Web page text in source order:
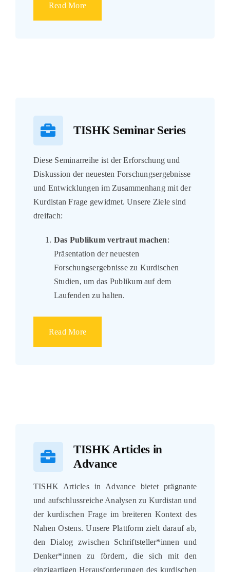
Read More
TISHK Seminar Series
Diese Seminarreihe ist der Erforschung und
Diskussion der neuesten Forschungsergebnisse
und Entwicklungen im Zusammenhang mit der
Kurdistan Frage gewidmet. Unsere Ziele sind
dreifach:
Das Publikum vertraut machen:
Präsentation der neuesten
Forschungsergebnisse zu Kurdischen
Studien, um das Publikum auf dem
Laufenden zu halten.
Read More
TISHK Articles in
Advance
TISHK Articles in Advance bietet prägnante
und aufschlussreiche Analysen zu Kurdistan und
der kurdischen Frage im breiteren Kontext des
Nahen Ostens. Unsere Plattform zielt darauf ab,
den Dialog zwischen Schriftsteller*innen und
Denker*innen zu fördern, die sich mit den
einzigartigen Herausforderungen des kurdischen